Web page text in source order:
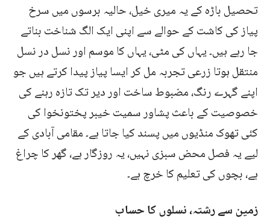
تحصیل باڑہ کے یہ میری خیل، حالیہ برسوں میں سرخ
پیاز کی کاشت کے حوالے سے اپنی ایک الگ شناخت بناتے
جا رہے ہیں۔ یہاں کی مٹی، یہاں کا موسم اور نسل در نسل
منتقل ہوتا زرعی تجربہ مل کر ایسا پیاز پیدا کرتے ہیں جو
اپنے گہرے رنگ، مضبوط ساخت اور دیر تک تازہ رہنے کی
خصوصیت کے باعث پشاور سمیت خیبر پختونخوا کی
کئی تھوک منڈیوں میں پسند کیا جاتا ہے۔ مقامی آبادی کے
لیے یہ فصل محض سبزی نہیں، یہ روزگار ہے، گھر کا چراغ
ہے، بچوں کی تعلیم کا خرچ ہے۔
زمین سے رشتہ، نسلوں کا حساب